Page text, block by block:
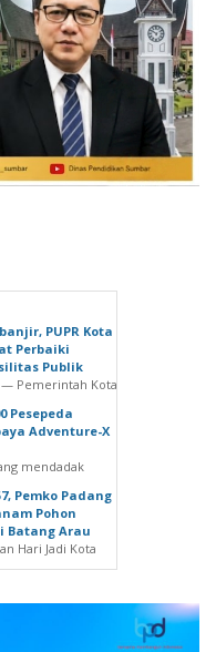
PUPR Kota
Perbaiki
Publik
— Pemerintah Kota
Pesepeda
Adventure-X
mendadak
Pemko Padang
Pohon
Batang Arau
Hari Jadi Kota